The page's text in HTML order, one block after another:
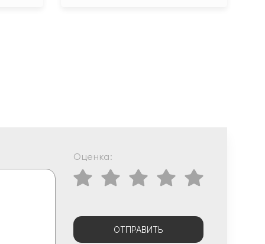
Оценка:
ОТПРАВИТЬ